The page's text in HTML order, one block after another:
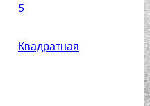
5
Квадратная